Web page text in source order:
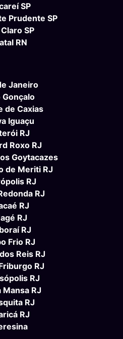
SP
Prudente SP
SP
RN
Janeiro
Gonçalo
de Caxias
Iguaçu
RJ
Roxo RJ
Goytacazes
de Meriti RJ
RJ
RJ
RJ
RJ
RJ
Frio RJ
Reis RJ
RJ
RJ
Mansa RJ
RJ
RJ